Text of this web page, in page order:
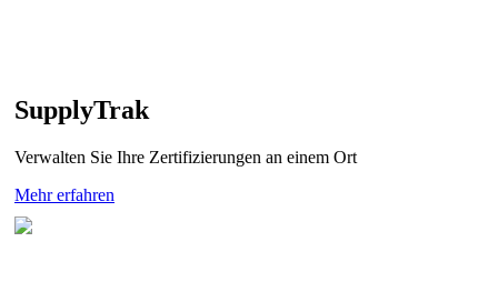
SupplyTrak
Verwalten Sie Ihre Zertifizierungen an einem Ort
Mehr erfahren